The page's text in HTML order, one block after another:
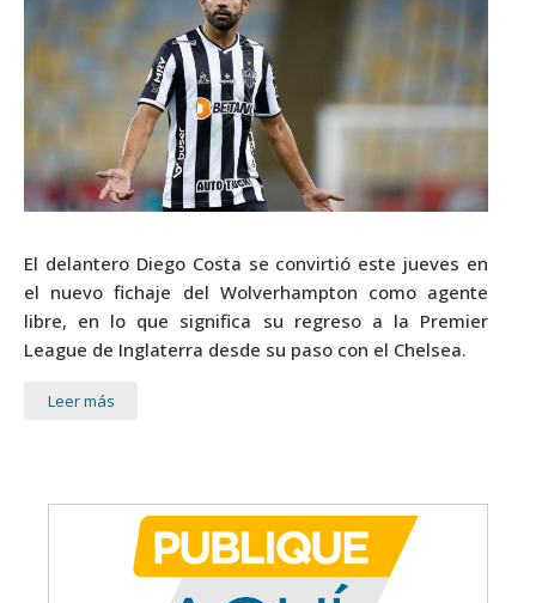
El delantero Diego Costa se convirtió este jueves en
el nuevo fichaje del Wolverhampton como agente
libre, en lo que significa su regreso a la Premier
League de Inglaterra desde su paso con el Chelsea.
Leer más